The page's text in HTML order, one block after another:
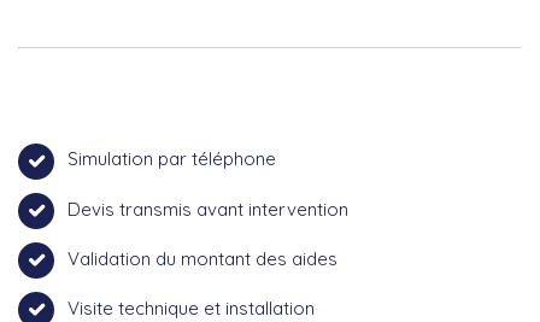
Simulation par téléphone
Devis transmis avant intervention
Validation du montant des aides
Visite technique et installation